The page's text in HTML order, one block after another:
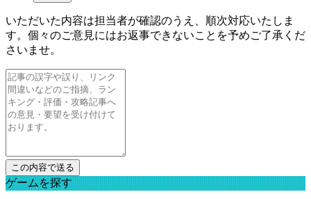
いただいた内容は担当者が確認のうえ、順次対応いたしま
す。個々のご意見にはお返事できないことを予めご了承くだ
さいませ。
ゲームを探す